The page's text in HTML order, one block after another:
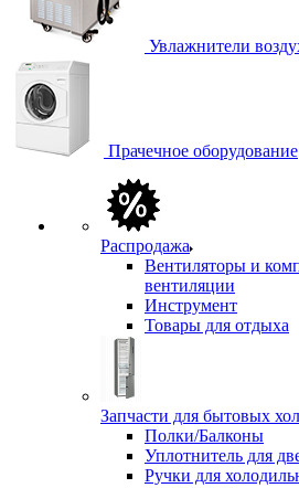
Увлажнители
Прачечное оборудование
Распродажа
Вентиляторы и
вентиляции
Инструмент
Товары для отдыха
Запчасти для бытовых
Полки/Балконы
Уплотнитель для
Ручки для